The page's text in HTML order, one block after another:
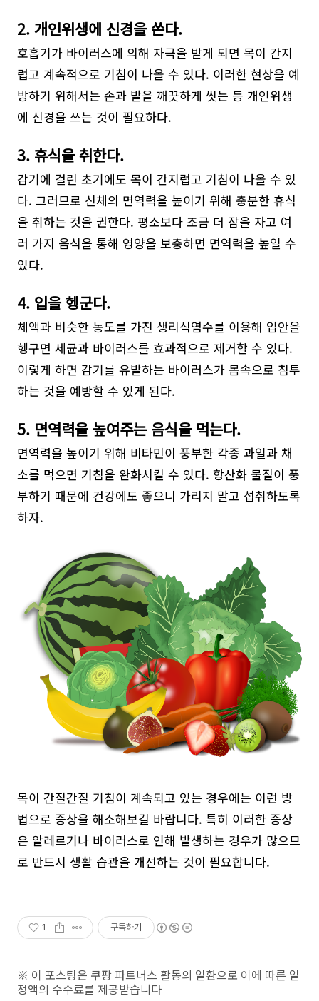
2. 개인위생에 신경을 쓴다.
호흡기가 바이러스에 의해 자극을 받게 되면 목이 간지
럽고 계속적으로 기침이 나올 수 있다. 이러한 현상을 예
방하기 위해서는 손과 발을 깨끗하게 씻는 등 개인위생
에 신경을 쓰는 것이 필요하다.
3. 휴식을 취한다.
감기에 걸린 초기에도 목이 간지럽고 기침이 나올 수 있
다. 그러므로 신체의 면역력을 높이기 위해 충분한 휴식
을 취하는 것을 권한다. 평소보다 조금 더 잠을 자고 여
러 가지 음식을 통해 영양을 보충하면 면역력을 높일 수
있다.
4. 입을 헹군다.
체액과 비슷한 농도를 가진 생리식염수를 이용해 입안을
헹구면 세균과 바이러스를 효과적으로 제거할 수 있다.
이렇게 하면 감기를 유발하는 바이러스가 몸속으로 침투
하는 것을 예방할 수 있게 된다.
5. 면역력을 높여주는 음식을 먹는다.
면역력을 높이기 위해 비타민이 풍부한 각종 과일과 채
소를 먹으면 기침을 완화시킬 수 있다. 항산화 물질이 풍
부하기 때문에 건강에도 좋으니 가리지 말고 섭취하도록
하자.
목이 간질간질 기침이 계속되고 있는 경우에는 이런 방
법으로 증상을 해소해보길 바랍니다. 특히 이러한 증상
은 알레르기나 바이러스로 인해 발생하는 경우가 많으므
로 반드시 생활 습관을 개선하는 것이 필요합니다.
1 구독하기
※ 이 포스팅은 쿠팡 파트너스 활동의 일환으로 이에 따른 일
정액의 수수료를 제공받습니다